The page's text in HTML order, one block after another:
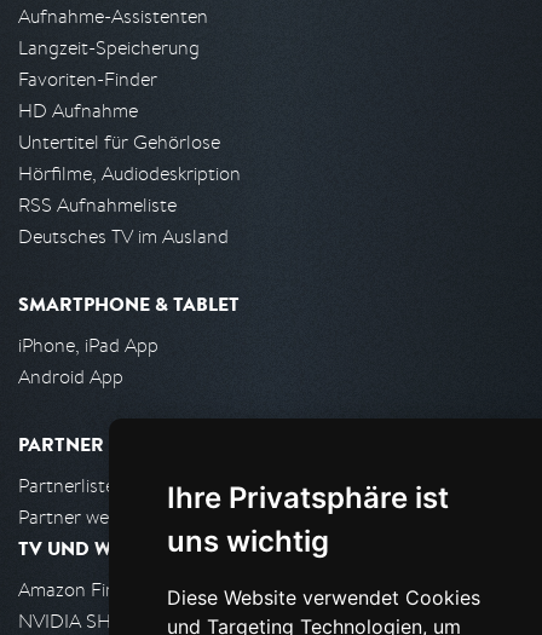
Ihre Privatsphäre ist
uns wichtig
Diese Website verwendet Cookies
und Targeting Technologien, um
Aufnahme-Assistenten
Langzeit-Speicherung
Favoriten-Finder
HD Aufnahme
Untertitel für Gehörlose
Hörfilme, Audiodeskription
RSS Aufnahmeliste
Deutsches TV im Ausland
SMARTPHONE & TABLET
iPhone, iPad App
Android App
PARTNER
Partnerliste
Partner werden
TV UND WOHNZIMMER
Amazon FireTV
NVIDIA SHIELD, Google TV